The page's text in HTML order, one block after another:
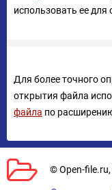
использовать ее
Для более точного
открытия файла
файла по
© Open-